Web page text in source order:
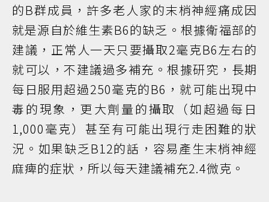
的B群成員，許多老人家的末梢神經痛成因
就是源自於維生素B6的缺乏。根據衛福部的
建議，正常人一天只要攝取2毫克B6左右的
就可以，不建議過多補充。根據研究，長期
每日服用超過250毫克的B6，就可能出現中
毒的現象，更大劑量的攝取（如超過每日
1,000毫克）甚至有可能出現行走困難的狀
況。如果缺乏B12的話，容易產生末梢神經
麻痺的症狀，所以每天建議補充2.4微克。